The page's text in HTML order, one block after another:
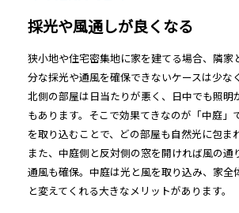
採光や風通しが良くなる
狭小地や住宅密集地に家を建てる場合、隣家
分な採光や通風を確保できないケースは少な
北側の部屋は日当たりが悪く、日中でも照明
もあります。そこで効果てきなのが「中庭」
を取り込むことで、どの部屋も自然光に包ま
また、中庭側と反対側の窓を開ければ風の通
通風も確保。中庭は光と風を取り込み、家全
と変えてくれる大きなメリットがあります。